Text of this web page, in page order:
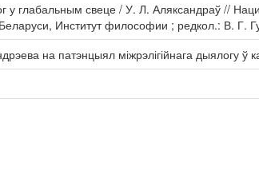
у глабальным свеце / У. Л. Аляксандраў //
Институт философии ; редкол.: В. Г.
на патэнцыял міжрэлігійнага дыялогу ў